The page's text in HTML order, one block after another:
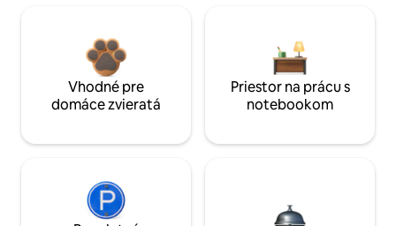
Vhodné pre
domáce zvieratá
Priestor na prácu s
notebookom